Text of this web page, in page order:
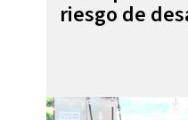
riesgo de